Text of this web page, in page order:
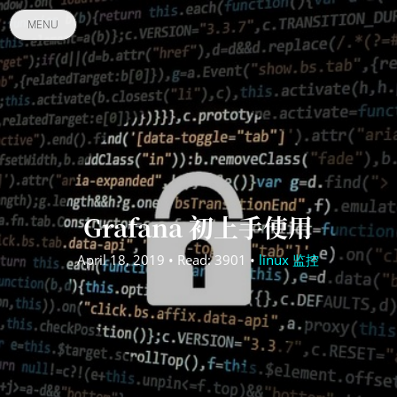
MENU
Grafana 初上手使用
April 18, 2019 • Read: 3901 • linux 监控